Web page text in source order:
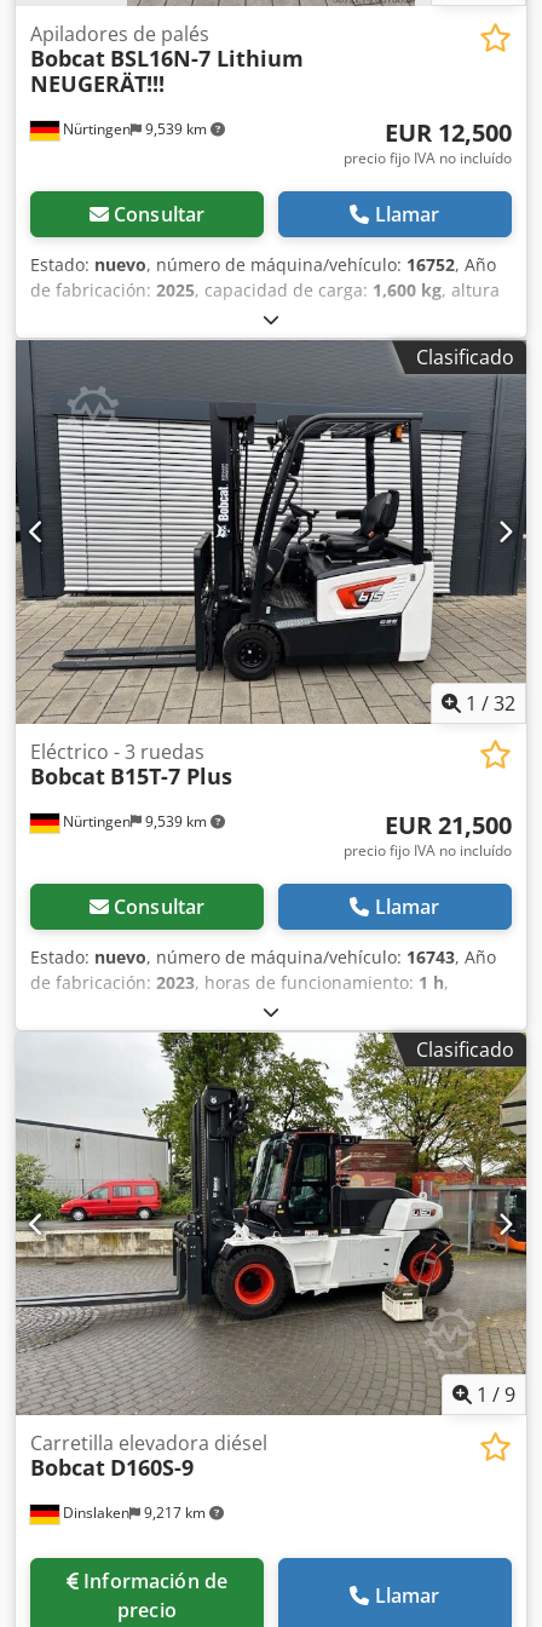
Nürtingen 9,539 km
Apiladores de palés
Bobcat BSL16N-7 Lithium
NEUGERÄT!!!
EUR 12,500
precio fijo IVA no incluído
Consultar Llamar
Estado: nuevo, número de máquina/vehículo: 16752, Año
de fabricación: 2025, capacidad de carga: 1,600 kg, altura
, ascensor libre:
de carga:600 mm, tipo de combustible:eléctrico, tipo de
mástil:
2,408 mm, voltaje de
la batería:
tamaño del neumático delantero:Tandem, tamaño del
neumático trasero:, peso total:1,222 kg, 5041176 Número
de serie: OBWNE-000719 Dodpfxjx Nk Hys Aihekr
Especificaciones de la batería: 24 voltios, 150 amperios-
hora.
Clasificado
1 /32
Nürtingen 9,539 km
Eléctrico - 3 ruedas
Bobcat B15T-7 Plus
EUR 21,500
precio fijo IVA no incluído
Consultar Llamar
Estado: nuevo, número de máquina/vehículo: 16743, Año
de fabricación: 2023, horas de funcionamiento: 1 h,
1,500 kg, altura de elevación:
mm, ascensor libre:1,545 mm, centro de carga:500 mm,
tipo de combustible:eléctrico, tipo de mástil:triple, altura
2,130 mm, voltaje de la batería:48 V,
longitud de la horquilla:1,200 mm, tamaño del neumático
delantero:18x7-8, tamaño del neumático trasero:15x4,5-8,
peso total:
3,140 kg, 5069976 Dkjdpfx Aisyhizxjhsr Número
de serie: FBA11-4180-08577 Especificaciones de la batería:
48 V, 575 Ah
Clasificado
1 /9
Dinslaken 9,217 km
Carretilla elevadora diésel
Bobcat D160S-9
Información de
precio
Llamar